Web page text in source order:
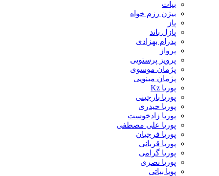
بیژن رزم خواه
پدرام بهزادی
پرویز پرستویی
پژمان موسوی
پژمان مینویی
پوریا بارجینی
پوریا حیدری
پوریا زادخوست
پوریا علی مصطفی
پوریا فرجیان
پوریا قربانی
پوریا گرامی
پوریا نصری